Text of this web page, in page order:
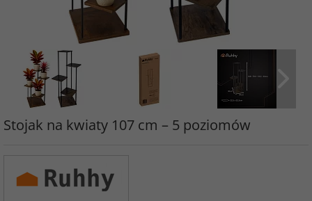
Stojak na kwiaty 107 cm – 5 poziomów